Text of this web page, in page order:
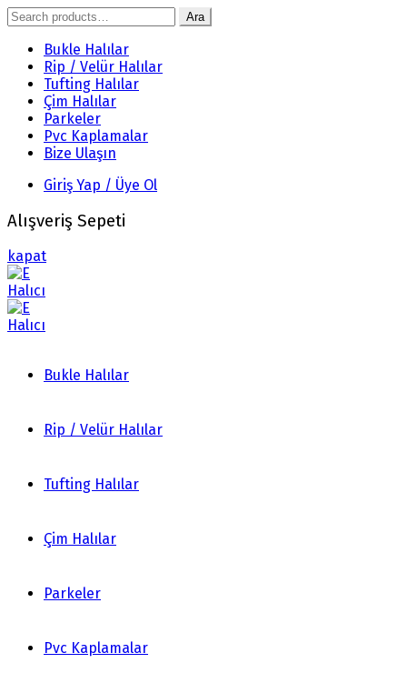
Search
for:
Ara
Bukle Halılar
Rip / Velür Halılar
Tufting Halılar
Çim Halılar
Parkeler
Pvc Kaplamalar
Bize Ulaşın
Giriş Yap / Üye Ol
Alışveriş Sepeti
kapat
Bukle Halılar
Rip / Velür Halılar
Tufting Halılar
Çim Halılar
Parkeler
Pvc Kaplamalar